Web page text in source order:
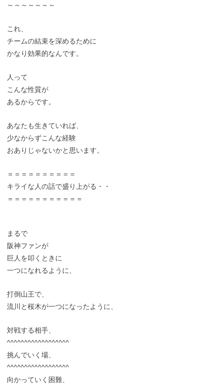
～～～～～～～
これ、
チームの結束を深めるために
かなり効果的なんです。
人って
こんな性質が
あるからです。
あなたも生きていれば、
少なからずこんな経験
おありじゃないかと思います。
＝＝＝＝＝＝＝＝＝＝
キライな人の話で盛り上がる・・
＝＝＝＝＝＝＝＝＝＝＝
まるで
阪神ファンが
巨人を叩くときに
一つになれるように、
打倒山王で、
流川と桜木が一つになったように、
対戦する相手、
^^^^^^^^^^^^^^^^^^
挑んでいく場、
^^^^^^^^^^^^^^^^^^
向かっていく困難、